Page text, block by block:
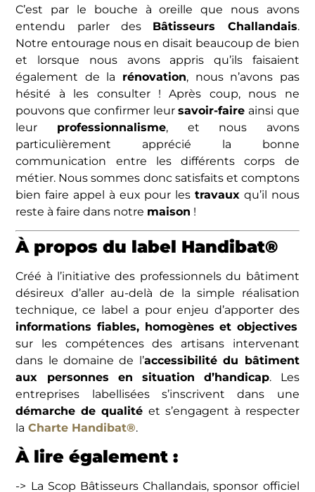
C’est par le bouche à oreille que nous avons
entendu parler des Bâtisseurs Challandais.
Notre entourage nous en disait beaucoup de bien
et lorsque nous avons appris qu’ils faisaient
également de la rénovation, nous n’avons pas
hésité à les consulter ! Après coup, nous ne
pouvons que confirmer leursavoir-faire ainsi que
leur professionnalisme, et nous avons
particulièrement apprécié la bonne
communication entre les différents corps de
métier. Nous sommes donc satisfaits et comptons
bien faire appel à eux pour les travaux qu’il nous
reste à faire dans notre maison !
À propos du label Handibat®
Créé à l’initiative des professionnels du bâtiment
désireux d’aller au-delà de la simple réalisation
technique, ce label a pour enjeu d’apporter des
informations fiables, homogènes et objectives
sur les compétences des artisans intervenant
dans le domaine de l’accessibilité du bâtiment
aux personnes en situation d’handicap. Les
entreprises labellisées s’inscrivent dans une
démarche de qualité et s’engagent à respecter
la Charte Handibat®.
À lire également :
-> La Scop Bâtisseurs Challandais, sponsor officiel